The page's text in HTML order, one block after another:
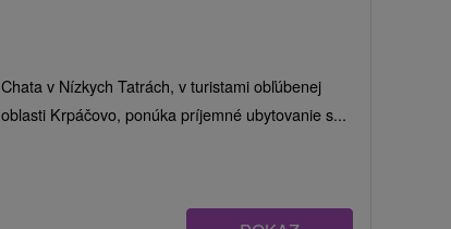
Chata v Nízkych Tatrách, v turistami obľúbenej
oblasti Krpáčovo, ponúka príjemné ubytovanie s...